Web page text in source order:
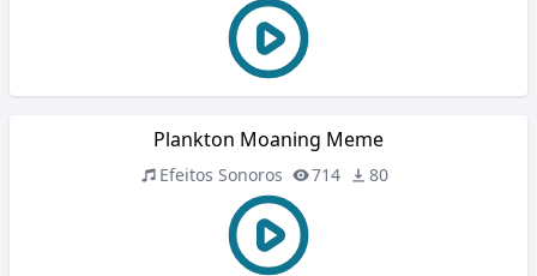
Plankton Moaning Meme
Efeitos Sonoros 714 80